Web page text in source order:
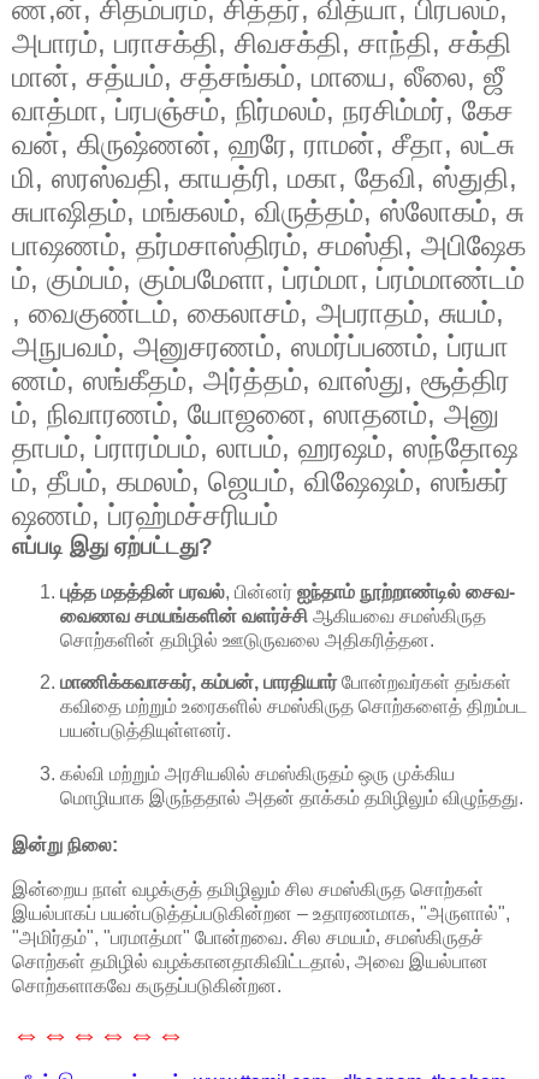
ண,ன், சிதம்பரம், சித்தர், வித்யா, பிரபலம்,
அபாரம், பராசக்தி, சிவசக்தி, சாந்தி, சக்தி
மான், சத்யம், சத்சங்கம், மாயை, லீலை, ஜீ
வாத்மா, ப்ரபஞ்சம், நிர்மலம், நரசிம்மர், கேச
வன், கிருஷ்ணன், ஹரே, ராமன், சீதா, லட்சு
மி, ஸரஸ்வதி, காயத்ரி, மகா, தேவி, ஸ்துதி,
சுபாஷிதம், மங்கலம், விருத்தம், ஸ்லோகம், சு
பாஷணம், தர்மசாஸ்திரம், சமஸ்தி, அபிஷேக
ம், கும்பம், கும்பமேளா, ப்ரம்மா, ப்ரம்மாண்டம்
, வைகுண்டம், கைலாசம், அபராதம், சுயம்,
அநுபவம், அனுசரணம், ஸமர்ப்பணம், ப்ரயா
ணம், ஸங்கீதம், அர்த்தம், வாஸ்து, சூத்திர
ம், நிவாரணம், யோஜனை, ஸாதனம், அனு
தாபம், ப்ராரம்பம், லாபம், ஹரஷம், ஸந்தோஷ
ம், தீபம், கமலம், ஜெயம், விஷேஷம், ஸங்கர்
ஷணம், ப்ரஹ்மச்சரியம்
எப்படி இது ஏற்பட்டது?
புத்த மதத்தின் பரவல், பின்னர் ஐந்தாம் நூற்றாண்டில் சைவ-
வைணவ சமயங்களின் வளர்ச்சி ஆகியவை சமஸ்கிருத
சொற்களின் தமிழில் ஊடுருவலை அதிகரித்தன.
மாணிக்கவாசகர், கம்பன், பாரதியார்போன்றவர்கள் தங்கள்
கவிதை மற்றும் உரைகளில் சமஸ்கிருத சொற்களைத் திறம்பட
பயன்படுத்தியுள்ளனர்.
கல்வி மற்றும் அரசியலில் சமஸ்கிருதம் ஒரு முக்கிய
மொழியாக இருந்ததால் அதன் தாக்கம் தமிழிலும் விழுந்தது.
இன்று நிலை:
இன்றைய நாள் வழக்குத் தமிழிலும் சில சமஸ்கிருத சொற்கள்
இயல்பாகப் பயன்படுத்தப்படுகின்றன – உதாரணமாக, "அருளால்",
"அமிர்தம்", "பரமாத்மா" போன்றவை. சில சமயம், சமஸ்கிருதச்
சொற்கள் தமிழில் வழக்கானதாகிவிட்டதால், அவை இயல்பான
சொற்களாகவே கருதப்படுகின்றன.
⇔⇔⇔⇔⇔⇔